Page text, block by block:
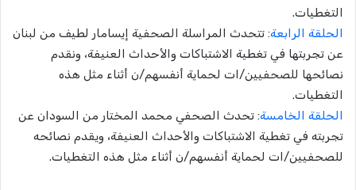
التغطيات.
الحلقة الرابعة: تتحدث المراسلة الصحفية إيسامار لطيف من لبنان
عن تجربتها في تغطية الاشتباكات والأحداث العنيفة، ونقدم
نصائحها للصحفيين/ات لحماية أنفسهم/ن أثناء مثل هذه
التغطيات.
الحلقة الخامسة: تحدث الصحفي محمد المختار من السودان عن
تجربته في تغطية الاشتباكات والأحداث العنيفة، ويقدم نصائحه
للصحفيين/ات لحماية أنفسهم/ن أثناء مثل هذه التغطيات.